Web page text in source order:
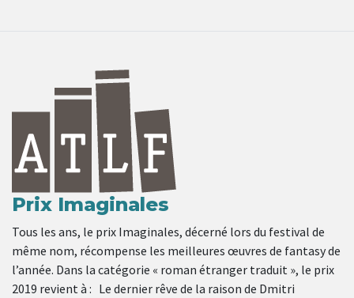
Prix Imaginales
Tous les ans, le prix Imaginales, décerné lors du festival de
même nom, récompense les meilleures œuvres de fantasy de
l’année. Dans la catégorie « roman étranger traduit », le prix
2019 revient à : Le dernier rêve de la raison de Dmitri